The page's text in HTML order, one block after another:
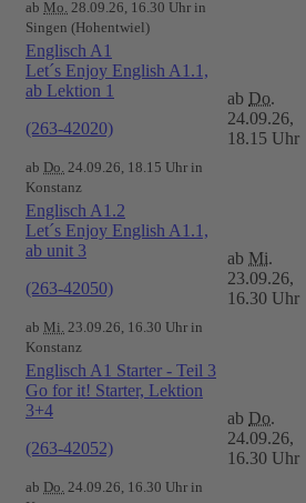
ab Mo. 28.09.26, 16.30 Uhr in
Singen (Hohentwiel)
Englisch A1
Let´s Enjoy English A1.1,
ab Lektion 1
(263-42020)
ab Do. 24.09.26, 18.15 Uhr in
Konstanz
ab Do.
24.09.26,
18.15 Uhr
Englisch A1.2
Let´s Enjoy English A1.1,
ab unit 3
(263-42050)
ab Mi. 23.09.26, 16.30 Uhr in
Konstanz
ab Mi.
23.09.26,
16.30 Uhr
Englisch A1 Starter - Teil 3
Go for it! Starter, Lektion
3+4
(263-42052)
ab Do. 24.09.26, 16.30 Uhr in
ab Do.
24.09.26,
16.30 Uhr